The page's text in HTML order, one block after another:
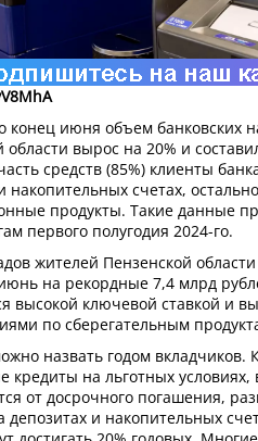
конец июня объем банковских
области вырос на 20% и
средств (85%) клиенты
накопительных счетах,
продукты. Такие данные
первого полугодия 2024-го.
жителей Пензенской
на рекордные 7,4 млрд
высокой ключевой ставкой и
по сберегательным
назвать годом вкладчиков.
кредиты на льготных
от досрочного погашения,
депозитах и накопительных